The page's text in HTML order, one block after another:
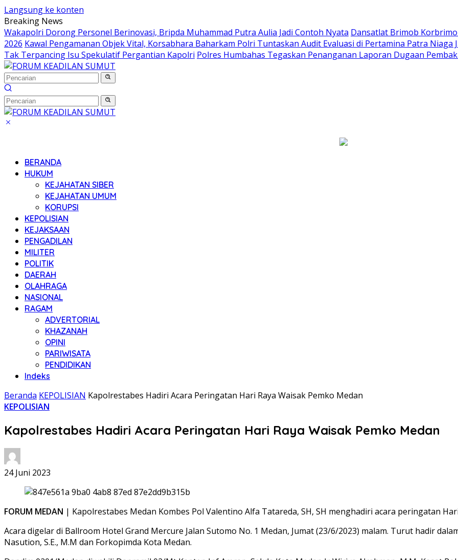
Langsung ke konten
Breaking News
Wakapolri Dorong Personel Berinovasi, Bripda Muhammad Putra Aulia Jadi Contoh Nyata Dansatlat Brimob
2026 Kawal Pengamanan Objek Vital, Korsabhara Baharkam Polri Tuntaskan Audit Evaluasi di Pertamina Patra Niaga
Tak Terpancing Isu Spekulatif Pergantian Kapolri Polres Humbahas Tegaskan Penanganan Laporan Dugaan
BERANDA
HUKUM
KEJAHATAN SIBER
KEJAHATAN UMUM
KORUPSI
KEPOLISIAN
KEJAKSAAN
PENGADILAN
MILITER
POLITIK
DAERAH
OLAHRAGA
NASIONAL
RAGAM
ADVERTORIAL
KHAZANAH
OPINI
PARIWISATA
PENDIDIKAN
Indeks
Beranda KEPOLISIAN Kapolrestabes Hadiri Acara Peringatan Hari Raya Waisak Pemko Medan
KEPOLISIAN
Kapolrestabes Hadiri Acara Peringatan Hari Raya Waisak Pemko Medan
24 Juni 2023
FORUM MEDAN | Kapolrestabes Medan Kombes Pol Valentino Alfa Tatareda, SH, SH menghadiri acara peringatan
Acara digelar di Ballroom Hotel Grand Mercure Jalan Sutomo No. 1 Medan, Jumat (23/6/2023) malam. Turut hadir
Nasution, S.E., M.M dan Forkopimda Kota Medan.